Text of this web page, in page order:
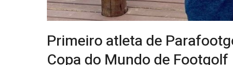
Primeiro atleta de
Copa do Mundo de Footgolf